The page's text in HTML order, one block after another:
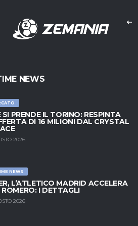
NEWS
SI PRENDE IL TORINO: RESPINTA
DI 16 MILIONI DAL CRYSTAL
2026
NEWS
L’ATLETICO MADRID ACCELERA
ROMERO: I DETTAGLI
2026
“GLI
RINNOVO,